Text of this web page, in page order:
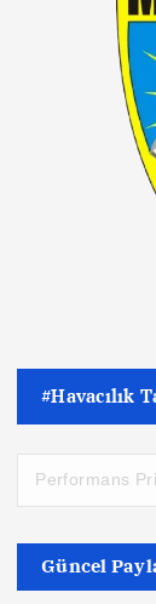
#Havacılık
Güncel